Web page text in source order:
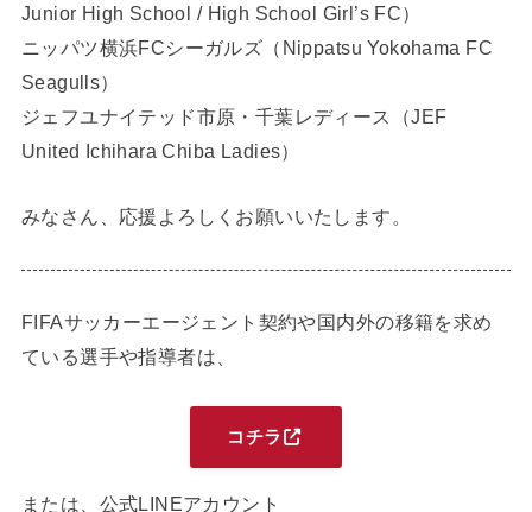
Junior High School / High School Girl’s FC）
ニッパツ横浜FCシーガルズ（Nippatsu Yokohama FC
Seagulls）
ジェフユナイテッド市原・千葉レディース（JEF
United Ichihara Chiba Ladies）
みなさん、応援よろしくお願いいたします。
FIFAサッカーエージェント契約や国内外の移籍を求め
ている選手や指導者は、
コチラ
または、公式LINEアカウント